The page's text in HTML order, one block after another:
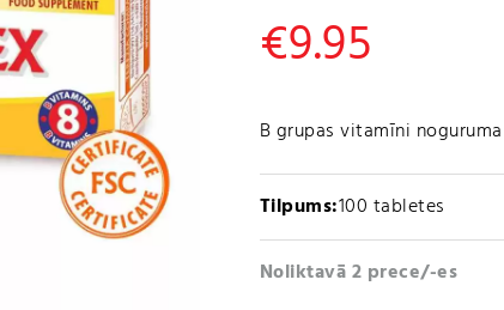
€9.95
B grupas vitamīni
Tilpums:100 tabletes
Noliktavā 2 prece/-es